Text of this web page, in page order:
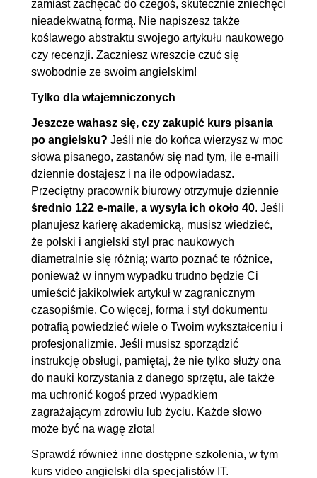
zamiast zachęcać do czegoś, skutecznie zniechęci
nieadekwatną formą. Nie napiszesz także
koślawego abstraktu swojego artykułu naukowego
czy recenzji. Zaczniesz wreszcie czuć się
swobodnie ze swoim angielskim!
Tylko dla wtajemniczonych
Jeszcze wahasz się, czy zakupić kurs pisania
po angielsku? Jeśli nie do końca wierzysz w moc
słowa pisanego, zastanów się nad tym, ile e-maili
dziennie dostajesz i na ile odpowiadasz.
Przeciętny pracownik biurowy otrzymuje dziennie
średnio 122 e-maile, a wysyła ich około 40. Jeśli
planujesz karierę akademicką, musisz wiedzieć,
że polski i angielski styl prac naukowych
diametralnie się różnią; warto poznać te różnice,
ponieważ w innym wypadku trudno będzie Ci
umieścić jakikolwiek artykuł w zagranicznym
czasopiśmie. Co więcej, forma i styl dokumentu
potrafią powiedzieć wiele o Twoim wykształceniu i
profesjonalizmie. Jeśli musisz sporządzić
instrukcję obsługi, pamiętaj, że nie tylko służy ona
do nauki korzystania z danego sprzętu, ale także
ma uchronić kogoś przed wypadkiem
zagrażającym zdrowiu lub życiu. Każde słowo
może być na wagę złota!
Sprawdź również inne dostępne szkolenia, w tym
kurs video angielski dla specjalistów IT.